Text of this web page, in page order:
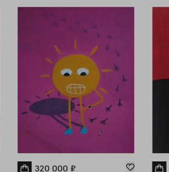
320 000 ₽